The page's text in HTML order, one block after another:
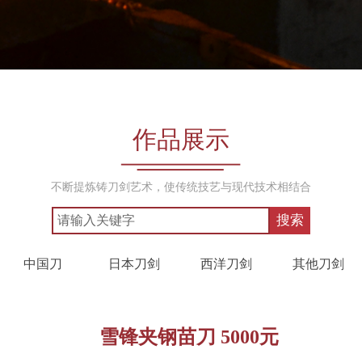
作品展示
不断提炼铸刀剑艺术，使传统技艺与现代技术相结合
搜索
中国刀 日本刀剑 西洋刀剑 其他刀剑
雪锋夹钢苗刀 5000元